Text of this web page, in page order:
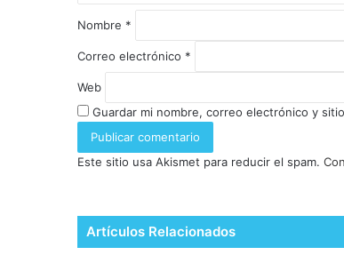
Nombre *
Correo electrónico *
Web
Guardar mi nombre, correo electrónico y
Este sitio usa Akismet para reducir el spam.
Artículos Relacionados